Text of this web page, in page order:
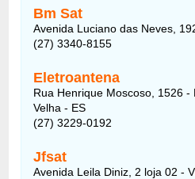
Bm Sat
Avenida Luciano das Neves,
(27) 3340-8155
Eletroantena
Rua Henrique Moscoso, 1526 -
Velha - ES
(27) 3229-0192
Jfsat
Avenida Leila Diniz, 2 loja 02 -